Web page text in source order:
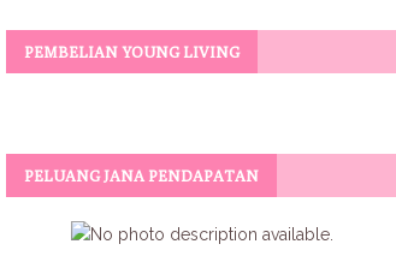
PEMBELIAN YOUNG LIVING
PELUANG JANA PENDAPATAN